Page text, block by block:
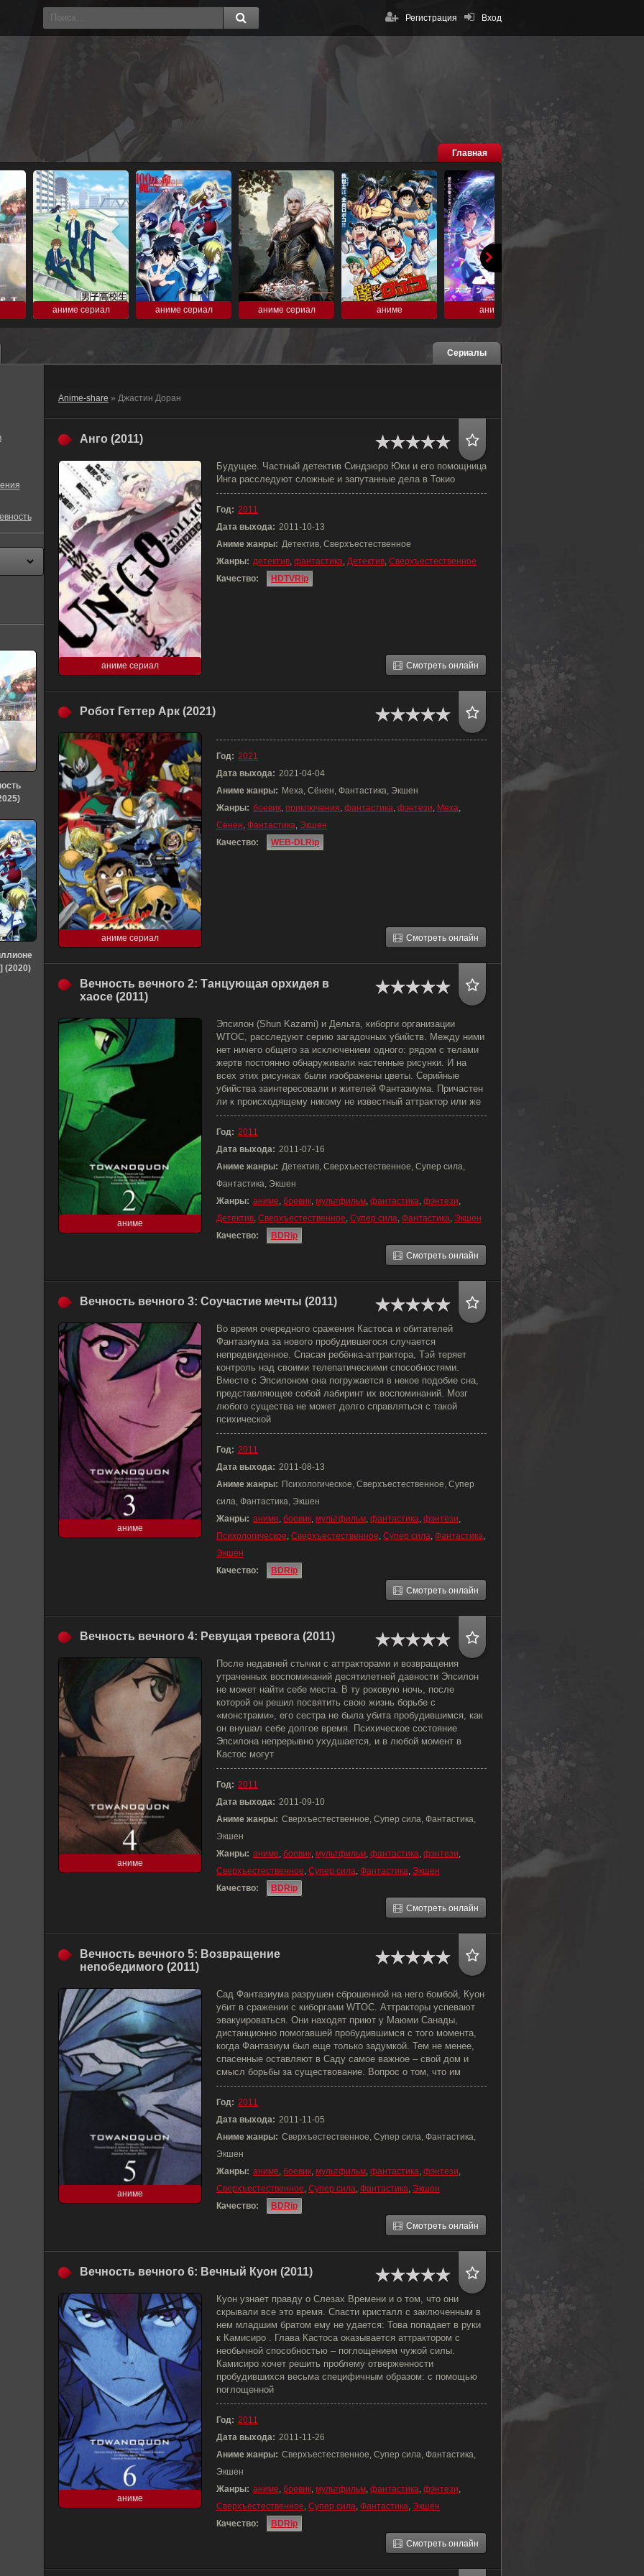
Вход
Регистрация
Главная
аниме сериал аниме сериал аниме сериал аниме аниме
Сериалы
Anime-share » Джастин Доран
Анго (2011)
аниме сериал
Будущее. Частный детектив Синдзюро Юки и его помощница
Инга расследуют сложные и запутанные дела в Токио
Год: 2011
Дата выхода: 2011-10-13
Аниме жанры: Детектив, Сверхъестественное
Жанры: детектив, фантастика, Детектив, Сверхъестественное
Качество:
HDTVRip
Смотреть онлайн
Робот Геттер Арк (2021)
аниме сериал
Год: 2021
Дата выхода: 2021-04-04
Аниме жанры: Меха, Сёнен, Фантастика, Экшен
Жанры: боевик, приключения, фантастика, фэнтези, Меха,
Сёнен, Фантастика, Экшен
Качество:
WEB-DLRip
Смотреть онлайн
Вечность вечного 2: Танцующая орхидея в
хаосе (2011)
аниме
Эпсилон (Shun Kazami) и Дельта, киборги организации
WTOC, расследуют серию загадочных убийств. Между ними
нет ничего общего за исключением одного: рядом с телами
жертв постоянно обнаруживали настенные рисунки. И на
всех этих рисунках были изображены цветы. Серийные
убийства заинтересовали и жителей Фантазиума. Причастен
ли к происходящему никому не известный аттрактор или же
Год: 2011
Дата выхода: 2011-07-16
Аниме жанры: Детектив, Сверхъестественное, Супер сила,
Фантастика, Экшен
Жанры: аниме, боевик, мультфильм, фантастика, фэнтези,
Детектив, Сверхъестественное, Супер сила, Фантастика, Экшен
Качество:
BDRip
Смотреть онлайн
Вечность вечного 3: Соучастие мечты (2011)
аниме
Во время очередного сражения Кастоса и обитателей
Фантазиума за нового пробудившегося случается
непредвиденное. Спасая ребёнка-аттрактора, Тэй теряет
контроль над своими телепатическими способностями.
Вместе с Эпсилоном она погружается в некое подобие сна,
представляющее собой лабиринт их воспоминаний. Мозг
любого существа не может долго справляться с такой
психической
Год: 2011
Дата выхода: 2011-08-13
Аниме жанры: Психологическое, Сверхъестественное, Супер
сила, Фантастика, Экшен
Жанры: аниме, боевик, мультфильм, фантастика, фэнтези,
Психологическое, Сверхъестественное, Супер сила, Фантастика,
Экшен
Качество:
BDRip
Смотреть онлайн
Вечность вечного 4: Ревущая тревога (2011)
аниме
После недавней стычки с аттракторами и возвращения
утраченных воспоминаний десятилетней давности Эпсилон
не может найти себе места. В ту роковую ночь, после
которой он решил посвятить свою жизнь борьбе с
«монстрами», его сестра не была убита пробудившимся, как
он внушал себе долгое время. Психическое состояние
Эпсилона непрерывно ухудшается, и в любой момент в
Кастос могут
Год: 2011
Дата выхода: 2011-09-10
Аниме жанры: Сверхъестественное, Супер сила, Фантастика,
Экшен
Жанры: аниме, боевик, мультфильм, фантастика, фэнтези,
Сверхъестественное, Супер сила, Фантастика, Экшен
Качество:
BDRip
Смотреть онлайн
Вечность вечного 5: Возвращение
непобедимого (2011)
аниме
Сад Фантазиума разрушен сброшенной на него бомбой, Куон
убит в сражении с киборгами WTOC. Аттракторы успевают
эвакуироваться. Они находят приют у Маюми Санады,
дистанционно помогавшей пробудившимся с того момента,
когда Фантазиум был еще только задумкой. Тем не менее,
спасенные оставляют в Саду самое важное – свой дом и
смысл борьбы за существование. Вопрос о том, что им
Год: 2011
Дата выхода: 2011-11-05
Аниме жанры: Сверхъестественное, Супер сила, Фантастика,
Экшен
Жанры: аниме, боевик, мультфильм, фантастика, фэнтези,
Сверхъестественное, Супер сила, Фантастика, Экшен
Качество:
BDRip
Смотреть онлайн
Вечность вечного 6: Вечный Куон (2011)
аниме
Куон узнает правду о Слезах Времени и о том, что они
скрывали все это время. Спасти кристалл с заключенным в
нем младшим братом ему не удается: Това попадает в руки
к Камисиро . Глава Кастоса оказывается аттрактором с
необычной способностью – поглощением чужой силы.
Камисиро хочет решить проблему отверженности
пробудившихся весьма специфичным образом: с помощью
поглощенной
Год: 2011
Дата выхода: 2011-11-26
Аниме жанры: Сверхъестественное, Супер сила, Фантастика,
Экшен
Жанры: аниме, боевик, мультфильм, фантастика, фэнтези,
Сверхъестественное, Супер сила, Фантастика, Экшен
Качество:
BDRip
Смотреть онлайн
(2020)